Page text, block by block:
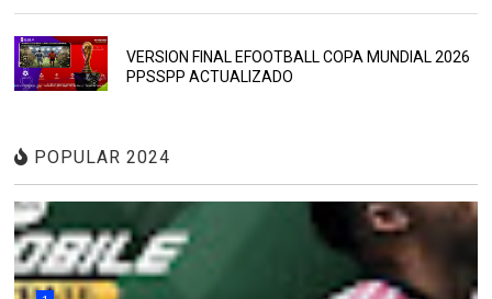
VERSION FINAL EFOOTBALL COPA MUNDIAL 2026
PPSSPP ACTUALIZADO
POPULAR 2024